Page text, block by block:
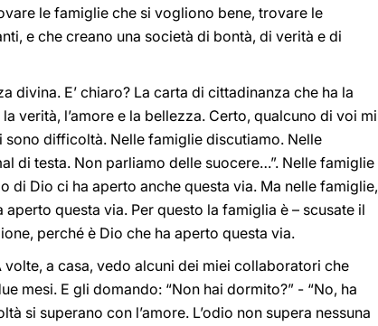
le famiglie che si vogliono bene, trovare le
e che creano una società di bontà, di verità e di
divina. E’ chiaro? La carta di cittadinanza che ha la
verità, l’amore e la bellezza. Certo, qualcuno di voi mi
sono difficoltà. Nelle famiglie discutiamo. Nelle
di testa. Non parliamo delle suocere…”. Nelle famiglie
di Dio ci ha aperto anche questa via. Ma nelle famiglie,
questa via. Per questo la famiglia è – scusate il
perché è Dio che ha aperto questa via.
a casa, vedo alcuni dei miei collaboratori che
mesi. E gli domando: “Non hai dormito?” - “No, ha
si superano con l’amore. L’odio non supera nessuna